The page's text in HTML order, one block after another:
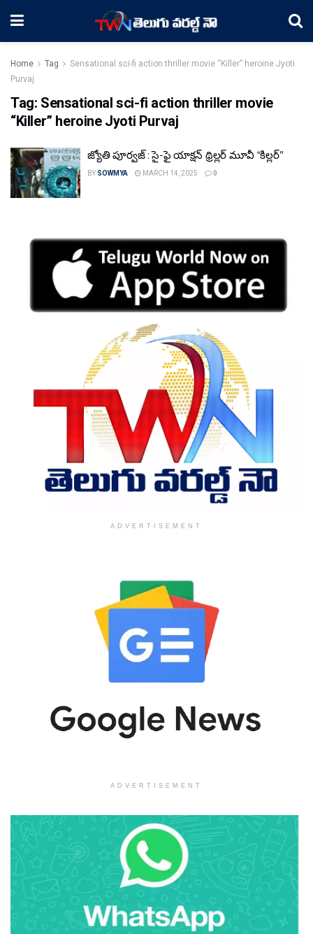
Home Tag
Sensational sci-fi action thriller movie “Killer” heroine Jyoti
Purvaj
Tag: Sensational sci-fi action thriller movie
“Killer” heroine Jyoti Purvaj
జ్యోతి పూర్వజ్ : సై-ఫై యాక్షన్ థ్రిల్లర్ మూవీ “కిల్లర్”
BY SOWMYA MARCH 14, 2025 0
ADVERTISEMENT
ADVERTISEMENT